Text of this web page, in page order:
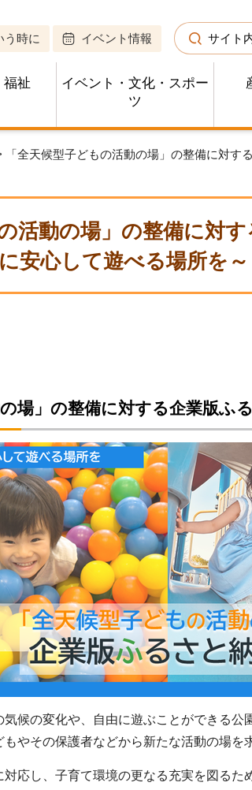
う時に イベント情報 サイト
福祉
イベント・文化・スポー
ツ
「全天候型子どもの活動の場」の整備に対す
活動の場」の整備に対
安心して遊べる場所を～
場」の整備に対する企業版ふ
候の変化や、自由に遊ぶことができる
やその保護者などから新たな活動の場を
応し、子育て環境の更なる充実を図る